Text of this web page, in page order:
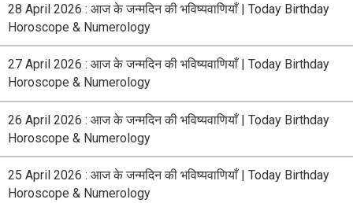
28 April 2026 : आज के जन्मदिन की भविष्यवाणियाँ | Today Birthday
Horoscope & Numerology
27 April 2026 : आज के जन्मदिन की भविष्यवाणियाँ | Today Birthday
Horoscope & Numerology
26 April 2026 : आज के जन्मदिन की भविष्यवाणियाँ | Today Birthday
Horoscope & Numerology
25 April 2026 : आज के जन्मदिन की भविष्यवाणियाँ | Today Birthday
Horoscope & Numerology